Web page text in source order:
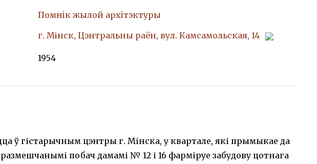
Помнiк жылой архiтэктуры
г. Мінск, Цэнтральны раён, вул. Камсамольская, 14
1954
ў гістарычным цэнтры г. Мінска, у квартале, які прымыкае да
побач дамамі № 12 і 16 фарміруе забудову цотнага